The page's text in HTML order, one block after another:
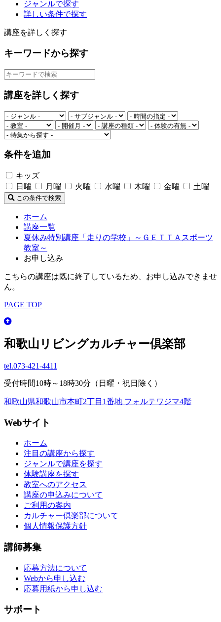
ジャンルで探す
詳しい条件で探す
講座を詳しく探す
キーワードから探す
講座を詳しく探す
条件を追加
キッズ
日曜
月曜 火曜 水曜 木曜 金曜 土曜
この条件で検索
ホーム
講座一覧
夏休み特別講座「走りの学校」～ＧＥＴＴＡスポーツ
教室～
お申し込み
こちらの講座は既に終了しているため、お申し込みできませ
ん。
PAGE TOP
和歌山リビングカルチャー倶楽部
tel.073-421-4411
受付時間10時～18時30分（日曜・祝日除く）
和歌山県和歌山市本町2丁目1番地 フォルテワジマ4階
Webサイト
ホーム
注目の講座から探す
ジャンルで講座を探す
体験講座を探す
教室へのアクセス
講座の申込みについて
ご利用の案内
カルチャー倶楽部について
個人情報保護方針
講師募集
応募方法について
Webから申し込む
応募用紙から申し込む
サポート